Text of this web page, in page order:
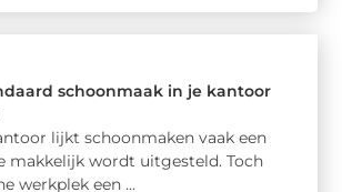
schoonmaak in je kantoor
lijkt schoonmaken vaak een
makkelijk wordt uitgesteld. Toch
werkplek een ...